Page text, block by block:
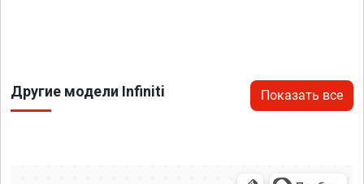
Другие модели Infiniti Показать все